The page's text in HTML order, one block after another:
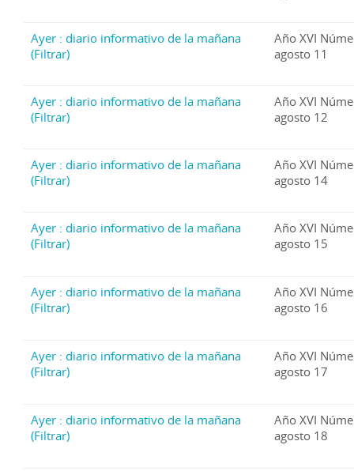
Ayer : diario informativo de la mañana
(Filtrar)
Año XVI
agosto 11
Ayer : diario informativo de la mañana
(Filtrar)
Año XVI
agosto 12
Ayer : diario informativo de la mañana
(Filtrar)
Año XVI
agosto 14
Ayer : diario informativo de la mañana
(Filtrar)
Año XVI
agosto 15
Ayer : diario informativo de la mañana
(Filtrar)
Año XVI
agosto 16
Ayer : diario informativo de la mañana
(Filtrar)
Año XVI
agosto 17
Ayer : diario informativo de la mañana
(Filtrar)
Año XVI
agosto 18